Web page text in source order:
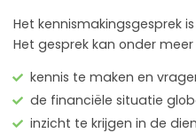
Het kennismakingsgesprek
Het gesprek kan onder
kennis te maken en
de financiële situatie
inzicht te krijgen in de